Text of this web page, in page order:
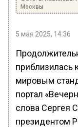
Москвы
5 мая 2025, 14:36
приблизилась
мировым
портал
слова Сергея
президентом